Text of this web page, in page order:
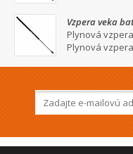
Vzpera veka
Plynová
Plynová